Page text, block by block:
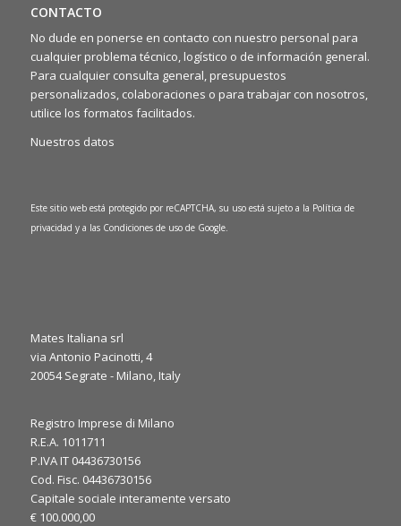
0 1 Twitter
·Jue 6 marzo, 2025
It’s the final day at JEC World 2025! ⏳
We’re here to discuss your needs and explore how our
expertise can support your applications. Let’s make the most
of the last day, see you at our booth!
CONTACTO
No dude en ponerse en contacto con nuestro personal para
cualquier problema técnico, logístico o de información general.
Para cualquier consulta general, presupuestos
personalizados, colaboraciones o para trabajar con nosotros,
utilice los formatos facilitados.
Nuestros datos
Este sitio web está protegido por reCAPTCHA, su uso está sujeto a la Política de
privacidad y a las Condiciones de uso de Google.
Mates Italiana srl
via Antonio Pacinotti, 4
20054 Segrate - Milano, Italy
Registro Imprese di Milano
R.E.A. 1011711
P.IVA IT 04436730156
Cod. Fisc. 04436730156
Capitale sociale interamente versato
€ 100.000,00